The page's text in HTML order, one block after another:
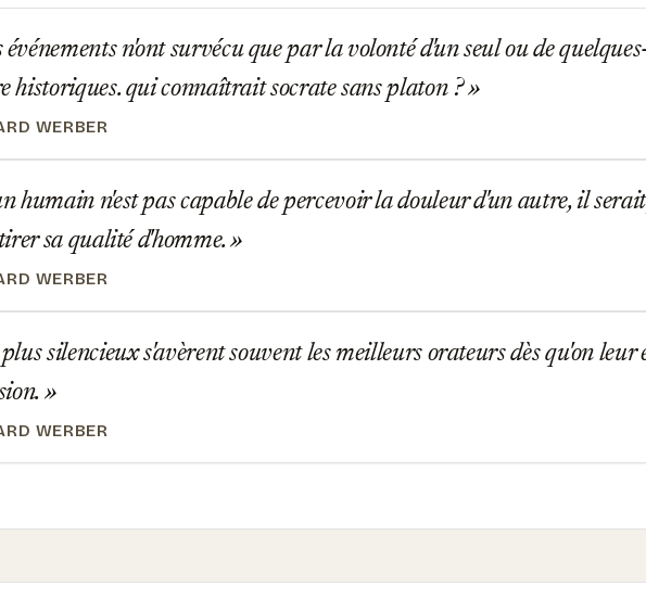
n'ont survécu que par la volonté d'un seul ou de
historiques. qui connaîtrait socrate sans platon ?
WERBER
humain n'est pas capable de percevoir la douleur d'un autre, il
sa qualité d'homme.
WERBER
silencieux s'avèrent souvent les meilleurs orateurs dès qu'on leur
WERBER